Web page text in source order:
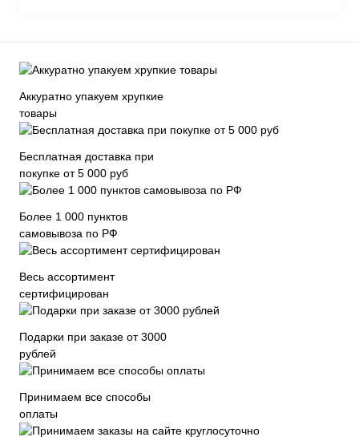
Аккуратно упакуем хрупкие
товары
Бесплатная доставка при
покупке от 5 000 руб
Более 1 000 пунктов
самовывоза по РФ
Весь ассортимент
сертифицирован
Подарки при заказе от 3000
рублей
Принимаем все способы
оплаты